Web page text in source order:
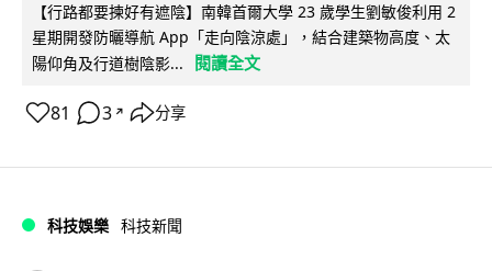
【行路都要揀好有遮陰】南韓首爾大學 23 歲學生劉敏俊利用 2
星期開發防曬導航 App「走向陰涼處」，結合建築物高度、太
陽仰角及行道樹陰影...
閱讀全文
81 3 ↗ 分享
科技娛樂 科技新聞